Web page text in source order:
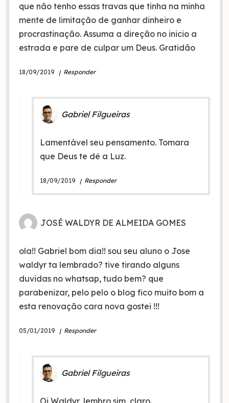
que não tenho essas travas que tinha na minha
mente de limitação de ganhar dinheiro e
procrastinação. Assuma a direção no inicio a
estrada e pare de culpar um Deus. Gratidão
18/09/2019 Responder
Gabriel Filgueiras
Lamentável seu pensamento. Tomara
que Deus te dê a Luz.
18/09/2019 Responder
JOSÉ WALDYR DE ALMEIDA GOMES
ola!! Gabriel bom dia!! sou seu aluno o Jose
waldyr ta lembrado? tive tirando alguns
duvidas no whatsap, tudo bem? que
parabenizar, pelo pelo o blog fico muito bom a
esta renovação cara nova gostei !!!
05/01/2019 Responder
Gabriel Filgueiras